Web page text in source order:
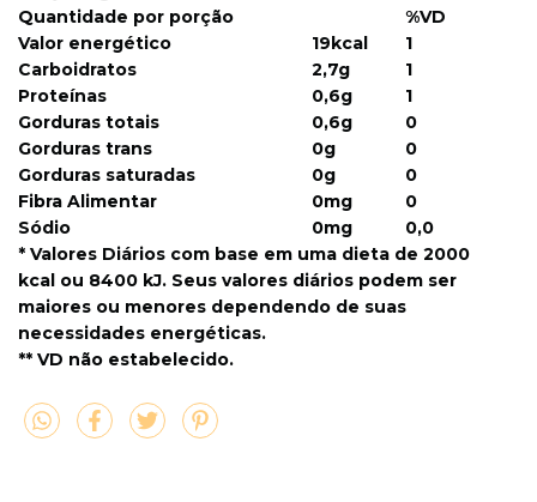
Quantidade por porção
%VD
Valor energético
19kcal
1
Carboidratos
2,7g
1
Proteínas
0,6g
1
Gorduras totais
0,6g
0
Gorduras trans
0g
0
Gorduras saturadas
0g
0
Fibra Alimentar
0mg
0
Sódio
0mg
0,0
* Valores Diários com base em uma dieta de 2000
kcal ou 8400 kJ. Seus valores diários podem ser
maiores ou menores dependendo de suas
necessidades energéticas.
** VD não estabelecido.